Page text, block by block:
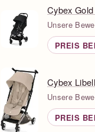
Cybex
Unsere
PREIS
Cybex
Unsere
PREIS